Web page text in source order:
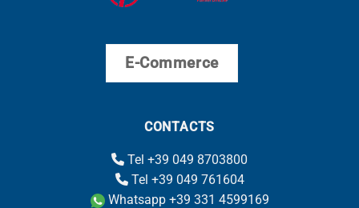
E-Commerce
CONTACTS
Tel +39 049 8703800
Tel +39 049 761604
Whatsapp +39 331 4599169